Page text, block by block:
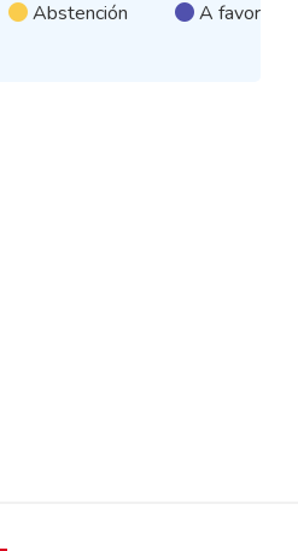
Abstención A favor